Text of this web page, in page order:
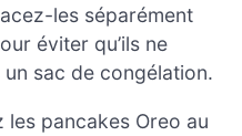
les séparément
éviter qu’ils ne
sac de congélation.
les pancakes Oreo au